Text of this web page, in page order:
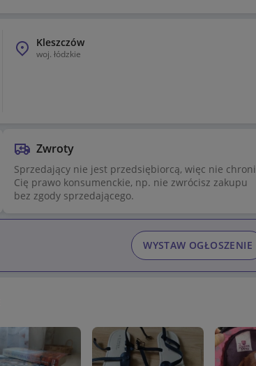
Kleszczów
woj. łódzkie
Zwroty
Sprzedający nie jest przedsiębiorcą, więc nie chroni
Cię prawo konsumenckie, np. nie zwrócisz zakupu
bez zgody sprzedającego.
WYSTAW OGŁOSZENIE